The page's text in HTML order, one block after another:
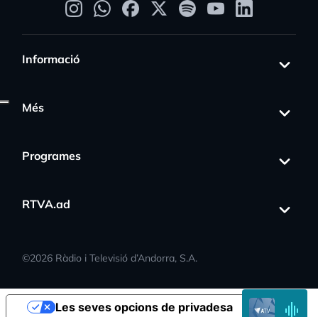
Informació
Més
Programes
RTVA.ad
©2026 Ràdio i Televisió d’Andorra, S.A.
EN
DIRECTELes seves opcions de privadesa